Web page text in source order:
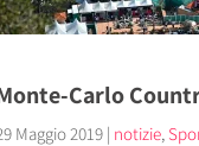
Carlo
Maggio 2019 | notizie,